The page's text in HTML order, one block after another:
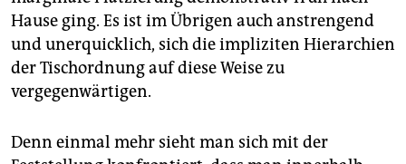
Hause ging. Es ist im Übrigen auch anstrengend
und unerquicklich, sich die impliziten Hierarchien
der Tischordnung auf diese Weise zu
vergegenwärtigen.
Denn einmal mehr sieht man sich mit der